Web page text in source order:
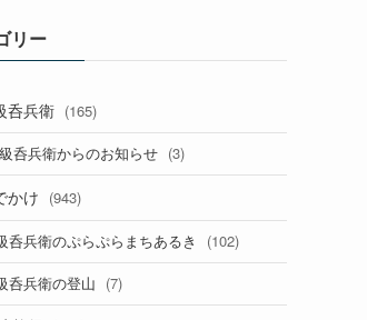
リー
呑兵衛 (165)
呑兵衛からのお知らせ (3)
かけ (943)
呑兵衛のぷらぷらまちあるき (102)
呑兵衛の登山 (7)